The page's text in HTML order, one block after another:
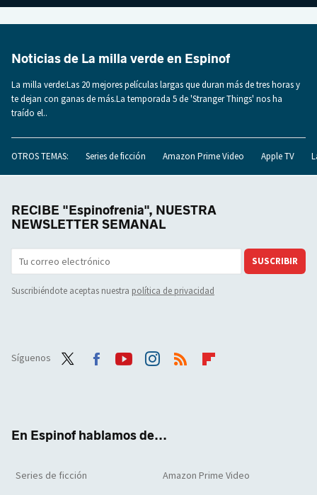
Noticias de La milla verde en Espinof
La milla verde:Las 20 mejores películas largas que duran más de tres horas y
te dejan con ganas de más.La temporada 5 de 'Stranger Things' nos ha
traído el..
OTROS TEMAS: Series de ficción Amazon Prime Video Apple TV
RECIBE "Espinofrenia", NUESTRA
NEWSLETTER SEMANAL
SUSCRIBIR
Suscribiéndote aceptas nuestra política de privacidad
Síguenos
En Espinof hablamos de...
Series de ficción Amazon Prime Video